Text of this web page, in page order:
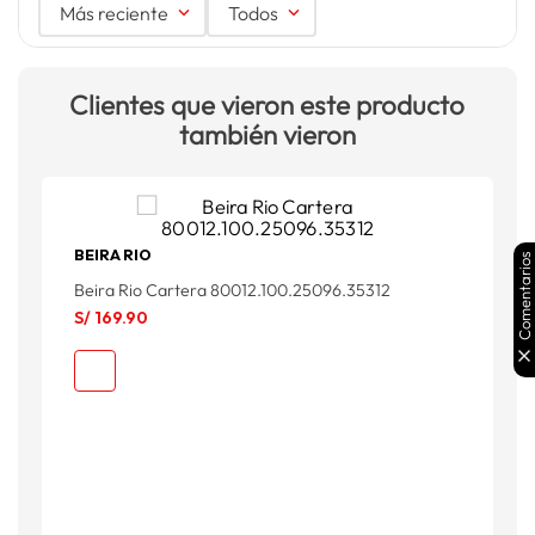
Más reciente Todos
Clientes que vieron este producto
también vieron
BEIRA RIO
Beira Rio Cartera 80012.100.25096.35312
S/ 169.90 Comentarios